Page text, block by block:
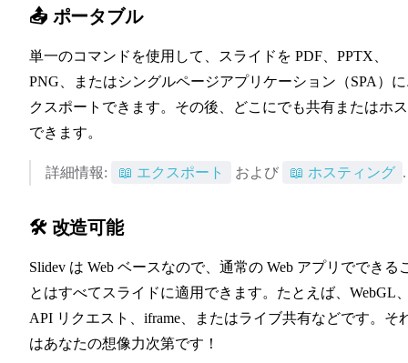
📤 ポータブル
単一のコマンドを使用して、スライドを PDF、PPTX、
PNG、またはシングルページアプリケーション（SPA）
クスポートできます。その後、どこにでも共有またはホ
できます。
詳細情報: 📖 エクスポート
📖 エクスポート および 📖 ホスティング
📖 ホスティング .
🛠 改造可能
Slidev は Web ベースなので、通常の Web アプリでできる
とはすべてスライドに適用できます。たとえば、WebGL
API リクエスト、iframe、またはライブ共有などです。そ
はあなたの想像力次第です！